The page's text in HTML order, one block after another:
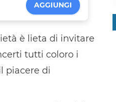
AGGIUNGI
è lieta di invitare
tutti coloro i
piacere di